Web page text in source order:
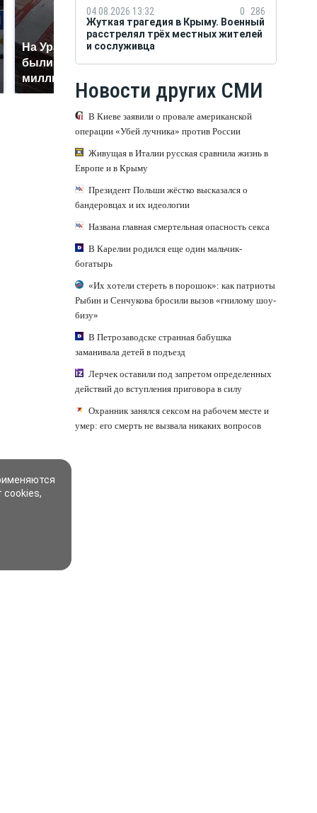
На Урале из казны
были украдены 18
миллионов рублей
крушение вертолета на
04.08.2026 13:32 0
286
Жуткая трагедия в Крыму. Военный
расстрелял трёх местных жителей
и сослуживца
Новости других СМИ
В Киеве заявили о провале американской
операции «Убей лучника» против России
Живущая в Италии русская сравнила жизнь в
Европе и в Крыму
Президент Польши жёстко высказался о
бандеровцах и их идеологии
Названа главная смертельная опасность секса
В Карелии родился еще один мальчик-
богатырь
«Их хотели стереть в порошок»: как патриоты
Рыбин и Сенчукова бросили вызов «гнилому шоу-
бизу»
В Петрозаводске странная бабушка
заманивала детей в подъезд
Лерчек оставили под запретом определенных
действий до вступления приговора в силу
Охранник занялся сексом на рабочем месте и
умер: его смерть не вызвала никаких вопросов
cookies,